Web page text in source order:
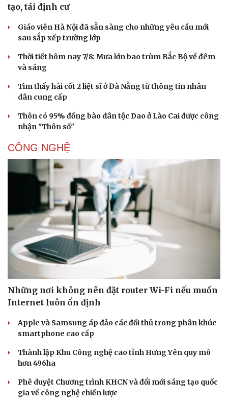
tạo, tái định cư
Giáo viên Hà Nội đã sẵn sàng cho những yêu cầu mới
sau sắp xếp trường lớp
Thời tiết hôm nay 7/8: Mưa lớn bao trùm Bắc Bộ về đêm
và sáng
Tìm thấy hài cốt 2 liệt sĩ ở Đà Nẵng từ thông tin nhân
dân cung cấp
Thôn có 95% đồng bào dân tộc Dao ở Lào Cai được công
nhận "Thôn số"
CÔNG NGHỆ
Những nơi không nên đặt router Wi-Fi nếu muốn
Internet luôn ổn định
Apple và Samsung áp đảo các đối thủ trong phân khúc
smartphone cao cấp
Thành lập Khu Công nghệ cao tỉnh Hưng Yên quy mô
hơn 496ha
Phê duyệt Chương trình KHCN và đổi mới sáng tạo quốc
gia về công nghệ chiến lược